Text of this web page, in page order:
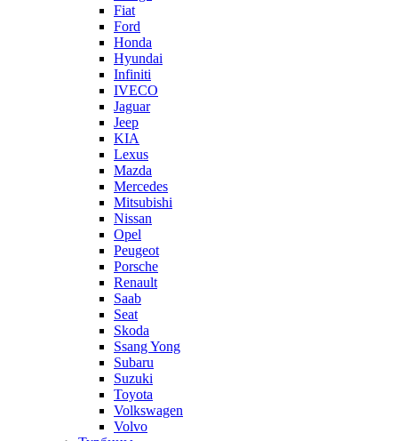
Fiat
Ford
Honda
Hyundai
Infiniti
IVECO
Jaguar
Jeep
KIA
Lexus
Mazda
Mercedes
Mitsubishi
Nissan
Opel
Peugeot
Porsche
Renault
Saab
Seat
Skoda
Ssang Yong
Subaru
Suzuki
Toyota
Volkswagen
Volvo